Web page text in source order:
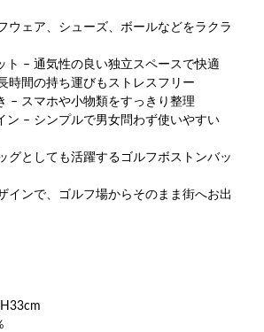
ウェア、シューズ、ボールなどをラクラ
ト – 通気性の良い独立スペースで快適
時間の持ち運びもストレスフリー
– スマホや小物類をすっきり整理
ン – シンプルで男女問わず使いやすい
グとしても活躍するゴルフボストンバッ
インで、ゴルフ場からそのまま街へお出